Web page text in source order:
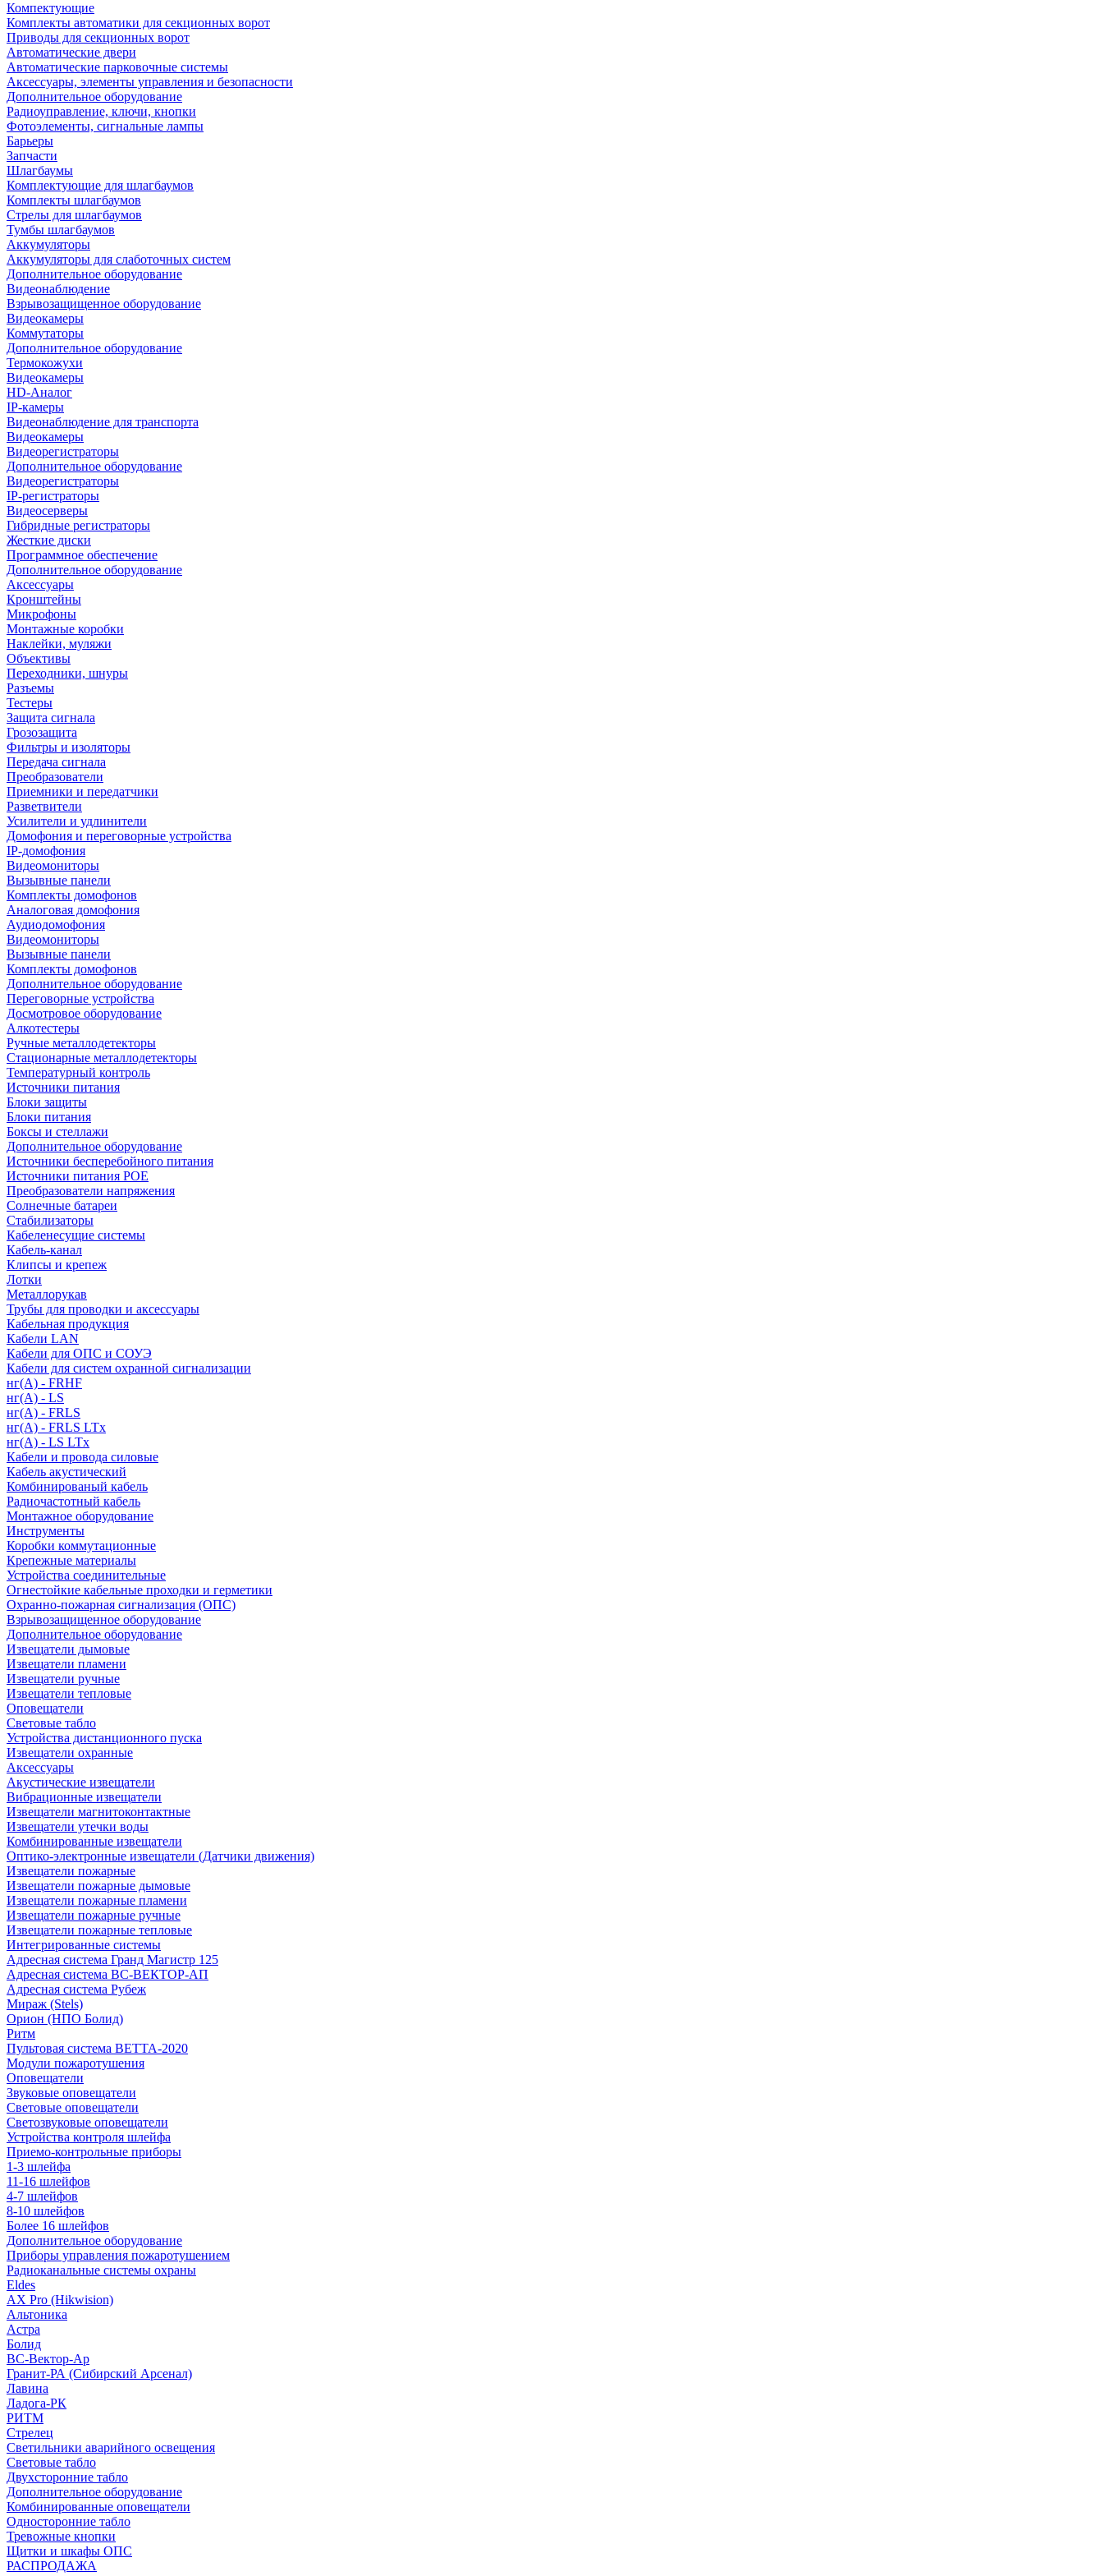
Компектующие
Комплекты автоматики для секционных ворот
Приводы для секционных ворот
Автоматические двери
Автоматические парковочные системы
Аксессуары, элементы управления и безопасности
Дополнительное оборудование
Радиоуправление, ключи, кнопки
Фотоэлементы, сигнальные лампы
Барьеры
Запчасти
Шлагбаумы
Комплектующие для шлагбаумов
Комплекты шлагбаумов
Стрелы для шлагбаумов
Тумбы шлагбаумов
Аккумуляторы
Аккумуляторы для слаботочных систем
Дополнительное оборудование
Видеонаблюдение
Взрывозащищенное оборудование
Видеокамеры
Коммутаторы
Дополнительное оборудование
Термокожухи
Видеокамеры
HD-Аналог
IP-камеры
Видеонаблюдение для транспорта
Видеокамеры
Видеорегистраторы
Дополнительное оборудование
Видеорегистраторы
IP-регистраторы
Видеосерверы
Гибридные регистраторы
Жесткие диски
Программное обеспечение
Дополнительное оборудование
Аксессуары
Кронштейны
Микрофоны
Монтажные коробки
Наклейки, муляжи
Объективы
Переходники, шнуры
Разъемы
Тестеры
Защита сигнала
Грозозащита
Фильтры и изоляторы
Передача сигнала
Преобразователи
Приемники и передатчики
Разветвители
Усилители и удлинители
Домофония и переговорные устройства
IP-домофония
Видеомониторы
Вызывные панели
Комплекты домофонов
Аналоговая домофония
Аудиодомофония
Видеомониторы
Вызывные панели
Комплекты домофонов
Дополнительное оборудование
Переговорные устройства
Досмотровое оборудование
Алкотестеры
Ручные металлодетекторы
Стационарные металлодетекторы
Температурный контроль
Источники питания
Блоки защиты
Блоки питания
Боксы и стеллажи
Дополнительное оборудование
Источники бесперебойного питания
Источники питания POE
Преобразователи напряжения
Солнечные батареи
Стабилизаторы
Кабеленесущие системы
Кабель-канал
Клипсы и крепеж
Лотки
Металлорукав
Трубы для проводки и аксессуары
Кабельная продукция
Кабели LAN
Кабели для ОПС и СОУЭ
Кабели для систем охранной сигнализации
нг(A) - FRHF
нг(A) - LS
нг(А) - FRLS
нг(А) - FRLS LTx
нг(А) - LS LTx
Кабели и провода силовые
Кабель акустический
Комбинированый кабель
Радиочастотный кабель
Монтажное оборудование
Инструменты
Коробки коммутационные
Крепежные материалы
Устройства соединительные
Огнестойкие кабельные проходки и герметики
Охранно-пожарная сигнализация (ОПС)
Взрывозащищенное оборудование
Дополнительное оборудование
Извещатели дымовые
Извещатели пламени
Извещатели ручные
Извещатели тепловые
Оповещатели
Световые табло
Устройства дистанционного пуска
Извещатели охранные
Аксессуары
Акустические извещатели
Вибрационные извещатели
Извещатели магнитоконтактные
Извещатели утечки воды
Комбинированные извещатели
Оптико-электронные извещатели (Датчики движения)
Извещатели пожарные
Извещатели пожарные дымовые
Извещатели пожарные пламени
Извещатели пожарные ручные
Извещатели пожарные тепловые
Интегрированные системы
Адресная система Гранд Магистр 125
Адресная система ВС-ВЕКТОР-АП
Адресная система Рубеж
Мираж (Stels)
Орион (НПО Болид)
Ритм
Пультовая система ВЕТТА-2020
Модули пожаротушения
Оповещатели
Звуковые оповещатели
Световые оповещатели
Светозвуковые оповещатели
Устройства контроля шлейфа
Приемо-контрольные приборы
1-3 шлейфа
11-16 шлейфов
4-7 шлейфов
8-10 шлейфов
Более 16 шлейфов
Дополнительное оборудование
Приборы управления пожаротушением
Радиоканальные системы охраны
Eldes
AX Pro (Hikwision)
Альтоника
Астра
Болид
ВС-Вектор-Ар
Гранит-РА (Сибирский Арсенал)
Лавина
Ладога-РК
РИТМ
Стрелец
Светильники аварийного освещения
Световые табло
Двухсторонние табло
Дополнительное оборудование
Комбинированные оповещатели
Односторонние табло
Тревожные кнопки
Щитки и шкафы ОПС
РАСПРОДАЖА